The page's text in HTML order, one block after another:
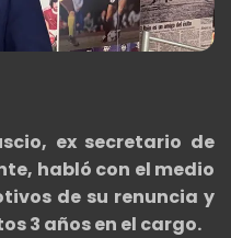
ex secretario de
habló con el medio
de su renuncia y
3 años en el cargo.